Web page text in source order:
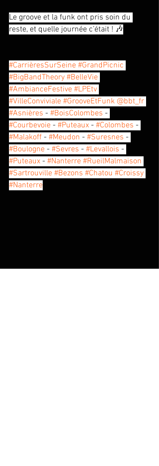
Le groove et la funk ont pris soin du
reste, et quelle journée c’était ! 🎶
#CarrièresSurSeine #GrandPicnic
#BigBandTheory #BelleVie
#AmbianceFestive #LPEtv
#VilleConviviale #GrooveEtFunk @bbt_fr
#Asnières - #BoisColombes -
#Courbevoie - #Puteaux - #Colombes -
#Malakoff - #Meudon - #Suresnes -
#Boulogne - #Sevres - #Levallois -
#Puteaux - #Nanterre #RueilMalmaison
#Sartrouville #Bezons #Chatou #Croissy
#Nanterre